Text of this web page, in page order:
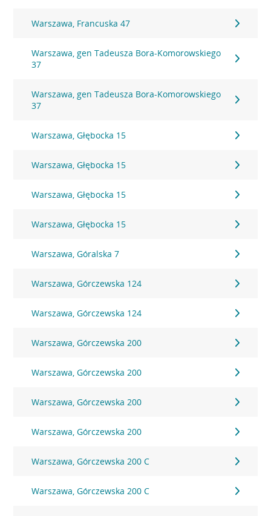
Warszawa, Francuska 47
Warszawa, gen Tadeusza Bora-Komorowskiego
37
Warszawa, gen Tadeusza Bora-Komorowskiego
37
Warszawa, Głębocka 15
Warszawa, Głębocka 15
Warszawa, Głębocka 15
Warszawa, Głębocka 15
Warszawa, Góralska 7
Warszawa, Górczewska 124
Warszawa, Górczewska 124
Warszawa, Górczewska 200
Warszawa, Górczewska 200
Warszawa, Górczewska 200
Warszawa, Górczewska 200
Warszawa, Górczewska 200 C
Warszawa, Górczewska 200 C